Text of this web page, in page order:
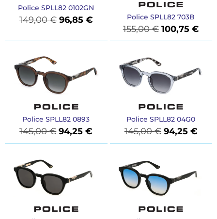
Police SPLL82 0102GN
149,00€ 96,85 € Police SPLL82 703B
155,00€ 100,75 €
Police SPLL82 0893
145,00€ 94,25€
Police SPLL82 04G0
145,00€ 94,25 €